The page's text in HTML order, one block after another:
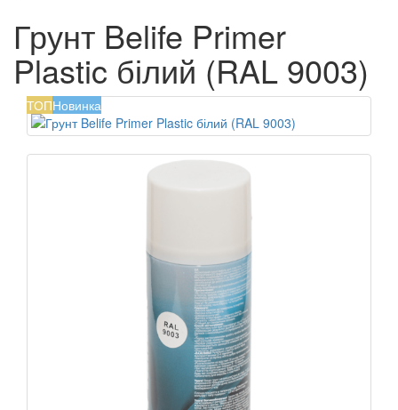
Грунт Belife Primer
Plastic білий (RAL 9003)
ТОПНовинка